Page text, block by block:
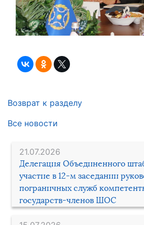
21.07.2026
Делегация Объединенного
участие в 12-м заседании
пограничных служб
государств-членов ШОС
Возврат к разделу
Все новости